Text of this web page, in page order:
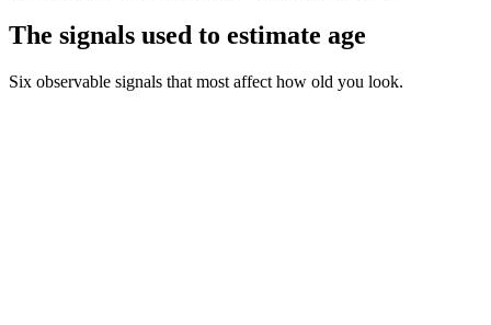
The signals used to estimate age
Six observable signals that most affect how old you look.